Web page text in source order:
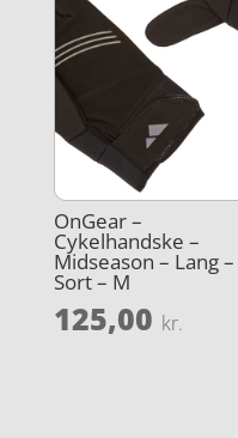
OnGear –
Cykelhandske –
Midseason – Lang –
Sort – M
125,00 kr.